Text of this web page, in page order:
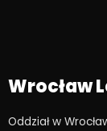
Wrocław
Oddział w